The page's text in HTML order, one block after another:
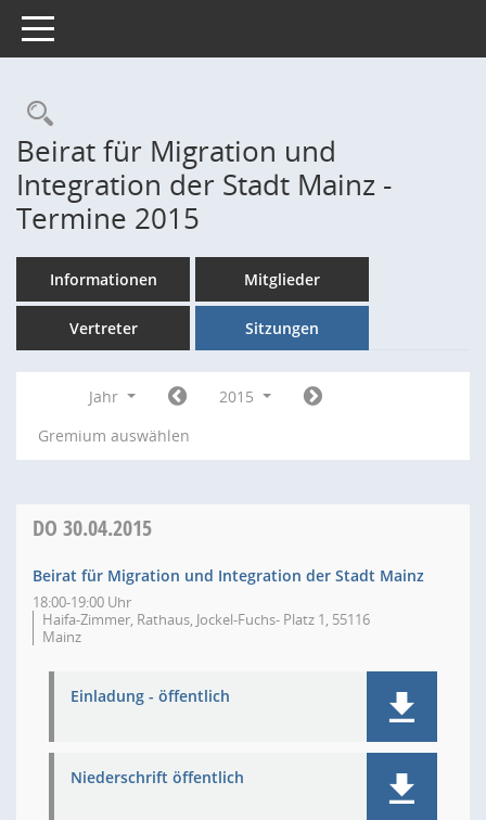
Toggle navigation
Rechercheauswahl
Beirat für Migration und
Integration der Stadt Mainz -
Termine 2015
Informationen Mitglieder
Vertreter Sitzungen
Jahr
2015
Gremium auswählen
DO 30.04.2015
Beirat für Migration und Integration der Stadt Mainz
18:00-19:00 Uhr
Haifa-Zimmer, Rathaus, Jockel-Fuchs- Platz 1, 55116
Mainz
Einladung - öffentlich
Niederschrift öffentlich